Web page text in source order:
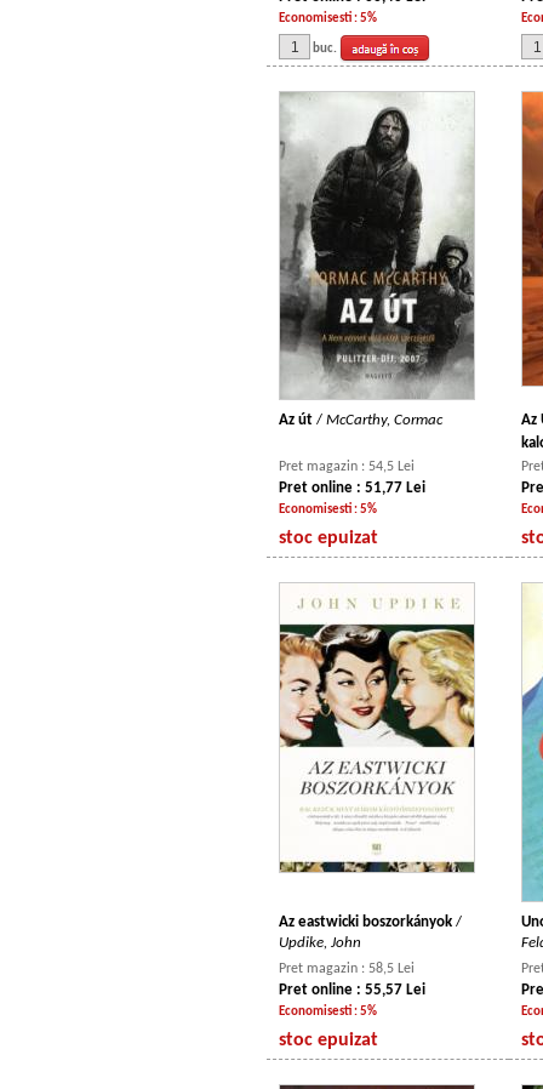
Economisesti : 5%
buc.
Az út / McCarthy, Cormac Az
Pret magazin : 54,5 Lei
Pret online : 51,77 Lei
Economisesti : 5%
stoc epuizat
Az eastwicki boszorkányok /
Updike, John
Pret magazin : 58,5 Lei
Pret online : 55,57 Lei
Economisesti : 5%
stoc epuizat